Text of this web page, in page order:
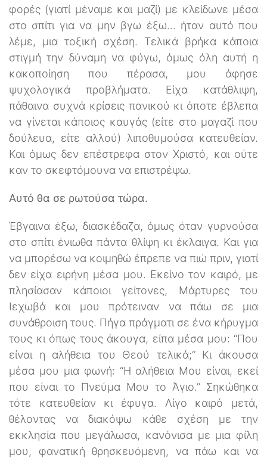
φορές (γιατί μέναμε και μαζί) με κλείδωνε μέσα
στο σπίτι για να μην βγω έξω... ήταν αυτό που
λέμε, μια τοξική σχέση. Τελικά βρήκα κάποια
στιγμή την δύναμη να φύγω, όμως όλη αυτή η
κακοποίηση που πέρασα, μου άφησε
ψυχολογικά προβλήματα. Είχα κατάθλιψη,
πάθαινα συχνά κρίσεις πανικού κι όποτε έβλεπα
να γίνεται κάποιος καυγάς (είτε στο μαγαζί που
δούλευα, είτε αλλού) λιποθυμούσα κατευθείαν.
Και όμως δεν επέστρεφα στον Χριστό, και ούτε
καν το σκεφτόμουνα να επιστρέψω.
Αυτό θα σε ρωτούσα τώρα.
Έβγαινα έξω, διασκέδαζα, όμως όταν γυρνούσα
στο σπίτι ένιωθα πάντα θλίψη κι έκλαιγα. Και για
να μπορέσω να κοιμηθώ έπρεπε να πιώ πριν, γιατί
δεν είχα ειρήνη μέσα μου. Εκείνο τον καιρό, με
πλησίασαν κάποιοι γείτονες, Μάρτυρες του
Ιεχωβά και μου πρότειναν να πάω σε μια
συνάθροιση τους. Πήγα πράγματι σε ένα κήρυγμα
τους κι όπως τους άκουγα, είπα μέσα μου: “Που
είναι η αλήθεια του Θεού τελικά;” Κι άκουσα
μέσα μου μια φωνή: “Η αλήθεια Μου είναι, εκεί
που είναι το Πνεύμα Μου το Άγιο.” Σηκώθηκα
τότε κατευθείαν κι έφυγα. Λίγο καιρό μετά,
θέλοντας να διακόψω κάθε σχέση με την
εκκλησία που μεγάλωσα, κανόνισα με μια φίλη
μου, φανατική θρησκευόμενη, να πάω και να